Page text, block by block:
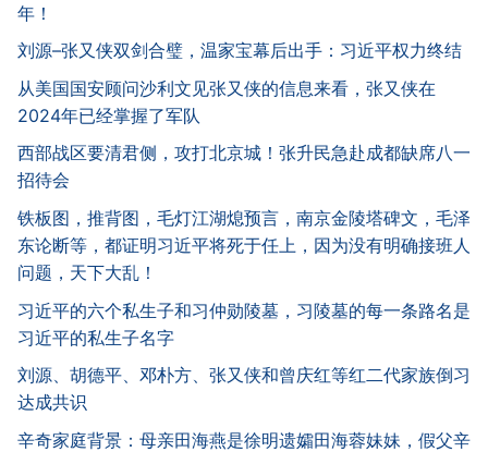
年！
刘源–张又侠双剑合璧，温家宝幕后出手：习近平权力终结
从美国国安顾问沙利文见张又侠的信息来看，张又侠在
2024年已经掌握了军队
西部战区要清君侧，攻打北京城！张升民急赴成都缺席八一
招待会
铁板图，推背图，毛灯江湖熄预言，南京金陵塔碑文，毛泽
东论断等，都证明习近平将死于任上，因为没有明确接班人
问题，天下大乱！
习近平的六个私生子和习仲勋陵墓，习陵墓的每一条路名是
习近平的私生子名字
刘源、胡德平、邓朴方、张又侠和曾庆红等红二代家族倒习
达成共识
辛奇家庭背景：母亲田海燕是徐明遗孀田海蓉妹妹，假父辛